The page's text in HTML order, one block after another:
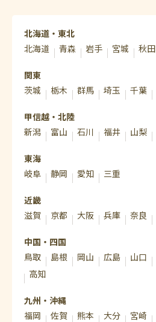
北海道・東北
北海道
青森 岩手 宮城 秋田
関東
茨城
栃木 群馬 埼玉 千葉
甲信越・北陸
新潟
富山 石川 福井 山梨
東海
岐阜
静岡 愛知 三重
近畿
滋賀
京都 大阪 兵庫 奈良
中国・四国
鳥取
島根 岡山 広島 山口
高知
九州・沖縄
福岡
佐賀 熊本 大分 宮崎